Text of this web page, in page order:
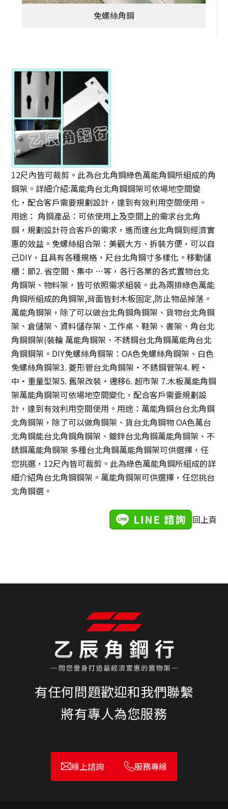
免螺絲角鋼
12尺內皆可裁剪。此為台北角鋼綠色萬能角鋼所組成的角
鋼架。詳細介紹:萬能角台北角鋼鋼架可依場地空間變
化，配合客戶需要規劃設計，達到有效利用空間使用。
用途： 角鋼產品：可依使用上及空間上的需求台北角
鋼，規劃設計符合客戶的需求，進而達台北角鋼到經濟實
惠的效益。免螺絲組合架：美觀大方、拆裝方便，可以自
己DIY，且具有各種規格，尺台北角鋼寸多樣化。移動儲
櫃：節2. 省空間、集中 …等，各行各業的各式置物台北
角鋼架、物料架，皆可依照需求組裝。此為兩排綠色萬能
角鋼所組成的角鋼架,背面皆封木板固定,防止物品掉落。
萬能角鋼架，除了可以做台北角鋼角鋼架、貨物台北角鋼
架、倉儲架、資料儲存架、工作桌、鞋架、書架、角台北
角鋼鋼架(裝輪 萬能角鋼架、不銹鋼台北角鋼萬能角台北
角鋼鋼架。DIY免螺絲角鋼架：OA色免螺絲角鋼架、白色
免螺絲角鋼架3. 菱形管台北角鋼架‧不銹鋼管架4. 輕‧
中‧重量型架5. 舊架改裝‧遷移6. 超市架 7.木板萬能角鋼
架萬能角鋼架可依場地空間變化，配合客戶需要規劃設
計，達到有效利用空間使用。用途：萬能角鋼台台北角鋼
北角鋼架，除了可以做角鋼架、貨台北角鋼物 OA色萬台
北角鋼能台北角鋼角鋼架、鍍鋅台北角鋼萬能角鋼架、不
銹鋼萬能角鋼架 多種台北角鋼萬能角鋼架可供選擇，任
您挑選，12尺內皆可裁剪。此為綠色萬能角鋼所組成的詳
細介紹角台北角鋼鋼架。​萬能角鋼架可供選擇，任您挑台
北角鋼選。
回上頁
有任何問題歡迎和我們聯繫
將有專人為您服務
線上諮詢 服務專線